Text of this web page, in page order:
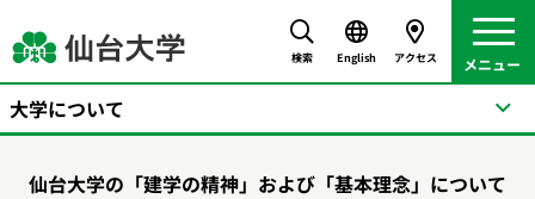
検索 English アクセス
仙台大学の「建学の精神」および「基本理念」について
大学について